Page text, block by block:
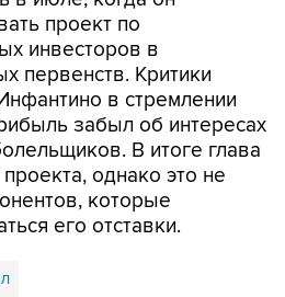
проект по
инвесторов в
первенств. Критики
в стремлении
забыл об интересах
В итоге глава
однако это не
которые
его отставки.